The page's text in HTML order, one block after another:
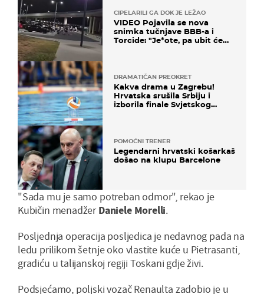
CIPELARILI GA DOK JE LEŽAO
VIDEO Pojavila se nova
snimka tučnjave BBB-a i
Torcide: "Je*ote, pa ubit će
DRAMATIČAN PREOKRET
Kakva drama u Zagrebu!
Hrvatska srušila Srbiju i
izborila finale Svjetskog
POMOĆNI TRENER
Legendarni hrvatski košarkaš
došao na klupu Barcelone
"Sada mu je samo potreban odmor", rekao je
Kubičin menadžerDaniele Morelli.
Posljednja operacija posljedica je nedavnog pada na
ledu prilikom šetnje oko vlastite kuće u Pietrasanti,
gradiću u talijanskoj regiji Toskani gdje živi.
Podsjećamo, poljski vozač Renaulta zadobio je u